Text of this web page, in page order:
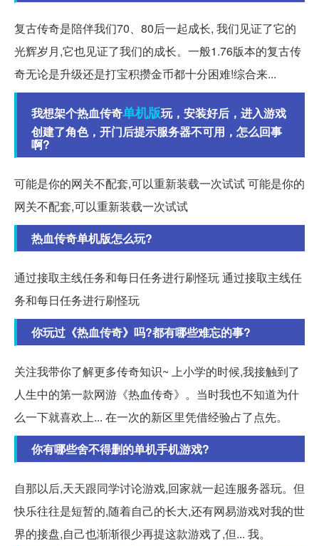
复古传奇是陪伴我们70、80后一起成长, 我们见证了它的
光辉岁月,它也见证了我们的成长。一般1.76版本的复古传
奇无论是升级还是打宝积攒金币都十分困难!综合来...
我想架个热血传奇单机版玩，安装好后，进入游戏
创建了角色，开门后提示服务器不可用，怎么回事
啊?
可能是你的网关不配套,可以重新装载一次试试 可能是你的
网关不配套,可以重新装载一次试试
热血传奇单机版怎么玩?
通过接取主线任务和每日任务进行刷怪玩 通过接取主线任
务和每日任务进行刷怪玩
你玩过《热血传奇》吗?都有哪些难忘的事?
关注我带你了解更多传奇知识~ 上小学的时候,我接触到了
人生中的第一款网游《热血传奇》。当时我也不知道为什
么一下就喜欢上... 在一次的新区里凭借经验占了点先。
你有哪些舍不得删的单机手机游戏?
自那以后,天天跟同学讨论游戏,回家就一起连服务器玩。但
快乐往往是短暂的,随着自己的长大,还有网易游戏对我的世
界的接盘,自己也渐渐很少再提这款游戏了,但... 我。